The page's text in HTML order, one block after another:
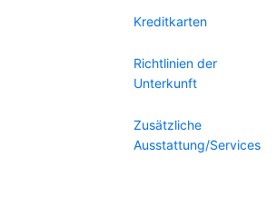
Kreditkarten
Richtlinien der
Unterkunft
Zusätzliche
Ausstattung/Services